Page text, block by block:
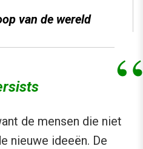
van de wereld
de mensen die niet
nieuwe ideeën. De